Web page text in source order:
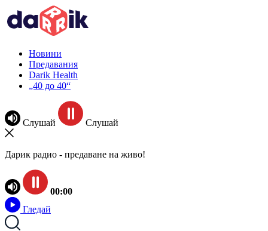
Новини
Предавания
Darik Health
„40 до 40“
Слушай Слушай
Дарик радио - предаване на живо!
00:00
Гледай